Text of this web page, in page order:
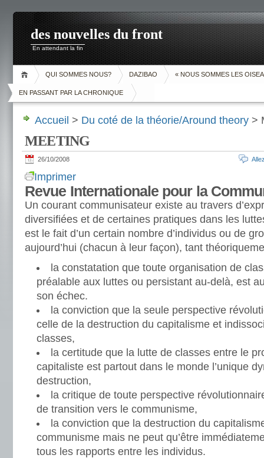
des nouvelles du front
En attendant la fin
QUI SOMMES NOUS? DAZIBAO « NOUS SOMMES LES
EN PASSANT PAR LA CHRONIQUE
Accueil > Du coté de la théorie/Around theory >
MEETING
26/10/2008
Imprimer
Revue Internationale pour la
Un courant communisateur existe au travers
diversifiées et de certaines pratiques dans les
est le fait d’un certain nombre d’individus ou de
aujourd’hui (chacun à leur façon), tant
la constatation que toute organisation de
préalable aux luttes ou persistant au-delà, est
son échec.
la conviction que la seule perspective
celle de la destruction du capitalisme et
classes,
la certitude que la lutte de classes entre le
capitaliste est partout dans le monde l’unique
destruction,
la critique de toute perspective
de transition vers le communisme,
la conviction que la destruction du
communisme mais ne peut qu’être
tous les rapports entre les individus.